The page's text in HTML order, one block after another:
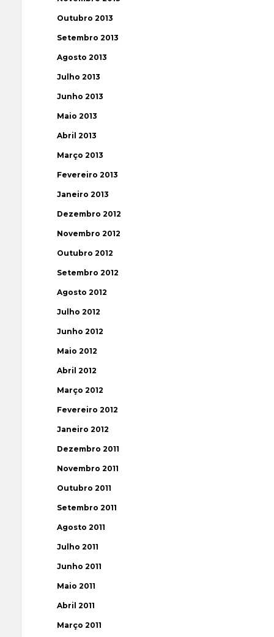
Outubro 2013
Setembro 2013
Agosto 2013
Julho 2013
Junho 2013
Maio 2013
Abril 2013
Março 2013
Fevereiro 2013
Janeiro 2013
Dezembro 2012
Novembro 2012
Outubro 2012
Setembro 2012
Agosto 2012
Julho 2012
Junho 2012
Maio 2012
Abril 2012
Março 2012
Fevereiro 2012
Janeiro 2012
Dezembro 2011
Novembro 2011
Outubro 2011
Setembro 2011
Agosto 2011
Julho 2011
Junho 2011
Maio 2011
Abril 2011
Março 2011